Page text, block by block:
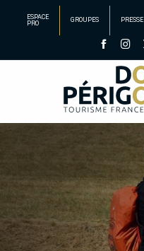
principal
ESPACE
PRO
GROUPES PRESSE